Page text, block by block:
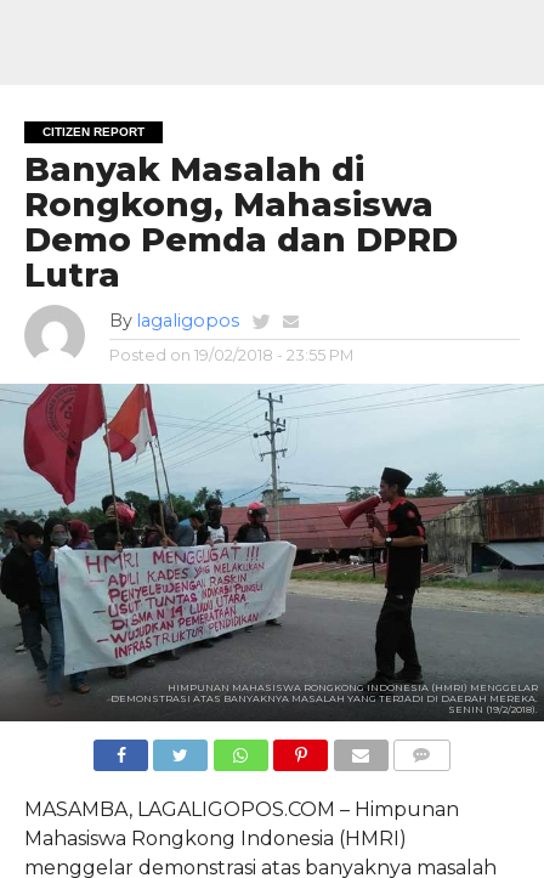
CITIZEN REPORT
Banyak Masalah di
Rongkong, Mahasiswa
Demo Pemda dan DPRD
Lutra
By lagaligopos
Posted on 19/02/2018 - 23:55 PM
HIMPUNAN MAHASISWA RONGKONG INDONESIA (HMRI) MENGGELAR
DEMONSTRASI ATAS BANYAKNYA MASALAH YANG TERJADI DI DAERAH MEREKA.
SENIN (19/2/2018).
MASAMBA, LAGALIGOPOS.COM – Himpunan
Mahasiswa Rongkong Indonesia (HMRI)
menggelar demonstrasi atas banyaknya masalah